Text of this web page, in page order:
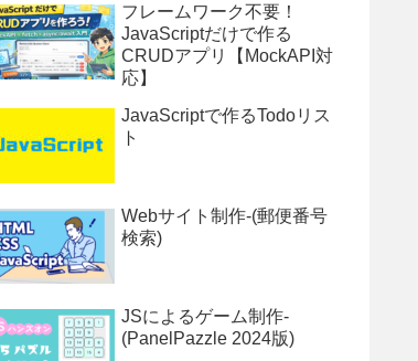
フレームワーク不要！
JavaScriptだけで作る
CRUDアプリ【MockAPI対
応】
JavaScriptで作るTodoリス
ト
Webサイト制作-(郵便番号
検索)
JSによるゲーム制作-
(PanelPazzle 2024版)